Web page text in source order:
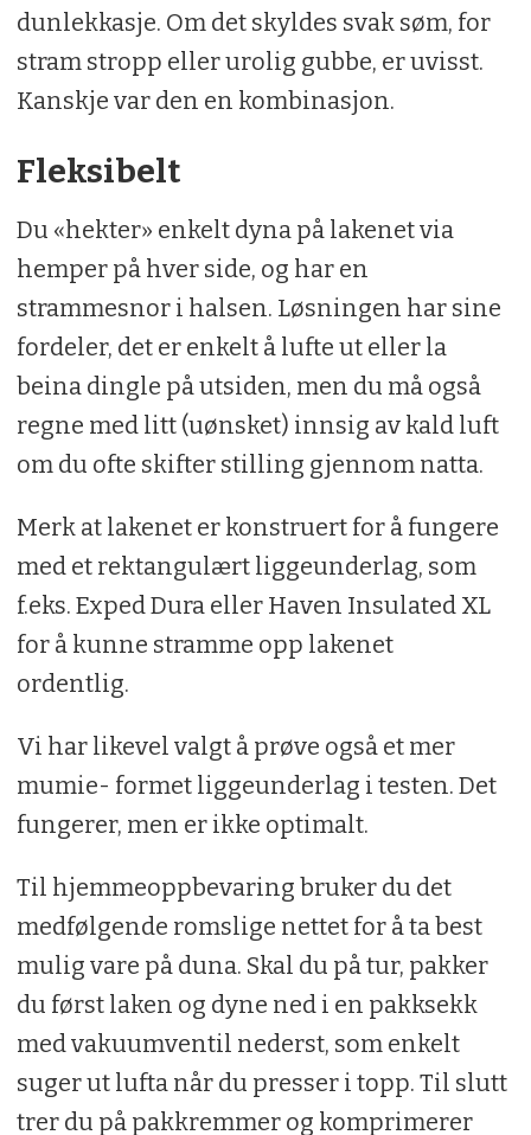
dunlekkasje. Om det skyldes svak søm, for
stram stropp eller urolig gubbe, er uvisst.
Kanskje var den en kombinasjon.
Fleksibelt
Du «hekter» enkelt dyna på lakenet via
hemper på hver side, og har en
strammesnor i halsen. Løsningen har sine
fordeler, det er enkelt å lufte ut eller la
beina dingle på utsiden, men du må også
regne med litt (uønsket) innsig av kald luft
om du ofte skifter stilling gjennom natta.
Merk at lakenet er konstruert for å fungere
med et rektangulært liggeunderlag, som
f.eks. Exped Dura eller Haven Insulated XL
for å kunne stramme opp lakenet
ordentlig.
Vi har likevel valgt å prøve også et mer
mumie- formet liggeunderlag i testen. Det
fungerer, men er ikke optimalt.
Til hjemmeoppbevaring bruker du det
medfølgende romslige nettet for å ta best
mulig vare på duna. Skal du på tur, pakker
du først laken og dyne ned i en pakksekk
med vakuumventil nederst, som enkelt
suger ut lufta når du presser i topp. Til slutt
trer du på pakkremmer og komprimerer